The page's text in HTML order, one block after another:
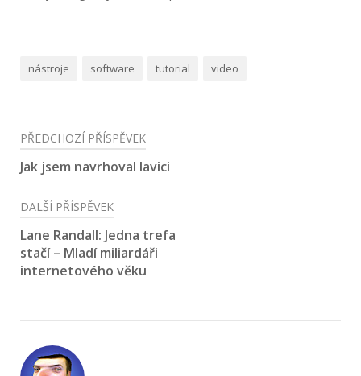
nástroje software tutorial video
Navigace
pro
PŘEDCHOZÍ PŘÍSPĚVEK
Jak jsem navrhoval lavici
DALŠÍ PŘÍSPĚVEK
Lane Randall: Jedna trefa
stačí – Mladí miliardáři
internetového věku